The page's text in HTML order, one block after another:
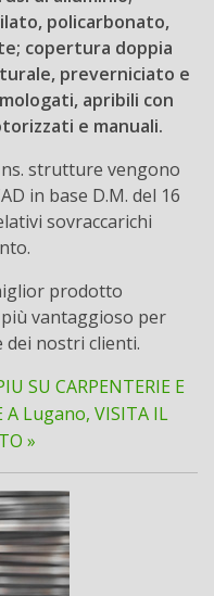
policarbonato,
copertura doppia
preverniciato e
apribili con
e manuali.
strutture vengono
in base D.M. del 16
sovraccarichi
prodotto
vantaggioso per
dei nostri clienti.
SU CARPENTERIE E
A Lugano, VISITA IL
»